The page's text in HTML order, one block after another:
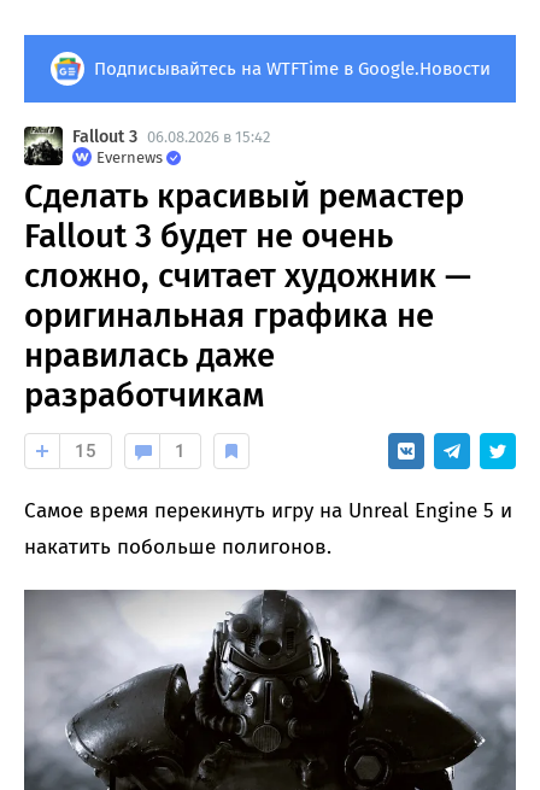
Подписывайтесь на WTFTime в Google.Новости
Fallout 3 06.08.2026 в 15:42
Evernews
Сделать красивый ремастер
Fallout 3 будет не очень
сложно, считает художник —
оригинальная графика не
нравилась даже
разработчикам
15 1
Самое время перекинуть игру на Unreal Engine 5 и
накатить побольше полигонов.